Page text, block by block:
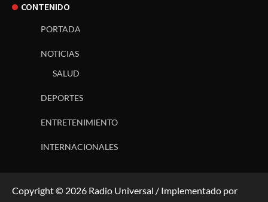
CONTENIDO
PORTADA
NOTICIAS
SALUD
DEPORTES
ENTRETENIMIENTO
INTERNACIONALES
Copyright © 2026 Radio Universal / Implementado por